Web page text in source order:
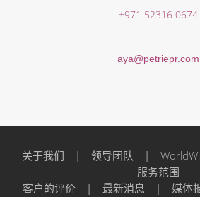
+971 52316 0674
aya@petriepr.com
关于我们 | 领导团队 |
服务范围
客户的评价 | 最新消息 | 媒体